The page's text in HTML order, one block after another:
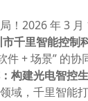
！2026 年 3
千里智能控制
件 + 场景” 的协
构建光电智控
域，千里智能